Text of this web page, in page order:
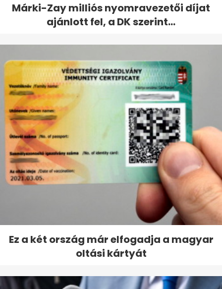
Márki-Zay milliós nyomravezetői díjat
ajánlott fel, a DK szerint...
Ez a két ország már elfogadja a magyar
oltási kártyát